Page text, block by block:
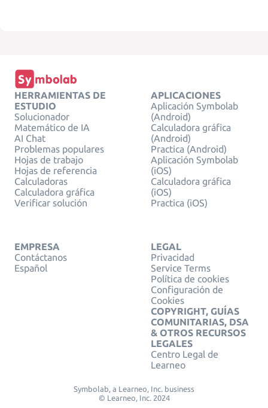
HERRAMIENTAS DE
ESTUDIO
Solucionador
Matemático de IA
AI Chat
Problemas populares
Hojas de trabajo
Hojas de referencia
Calculadoras
Calculadora gráfica
Verificar solución
APLICACIONES
Aplicación Symbolab
(Android)
Calculadora gráfica
(Android)
Practica (Android)
Aplicación Symbolab
(iOS)
Calculadora gráfica
(iOS)
Practica (iOS)
EMPRESA
Contáctanos
Español
LEGAL
Privacidad
Service Terms
Política de cookies
Configuración de
Cookies
COPYRIGHT, GUÍAS
COMUNITARIAS, DSA
& OTROS RECURSOS
LEGALES
Centro Legal de
Learneo
Symbolab, a Learneo, Inc. business
© Learneo, Inc. 2024